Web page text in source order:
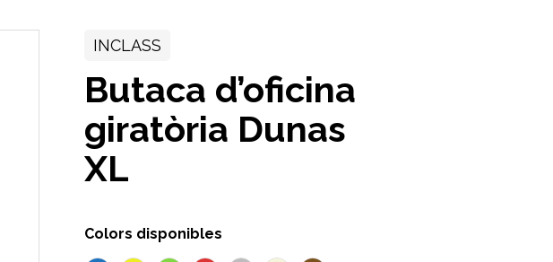
INCLASS
Butaca d’oficina
giratòria Dunas
XL
Colors disponibles